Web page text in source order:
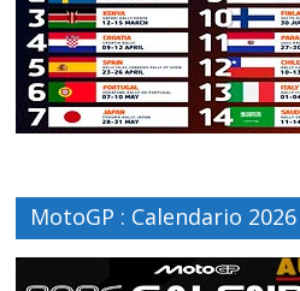
MotoGP : Calendario 2026